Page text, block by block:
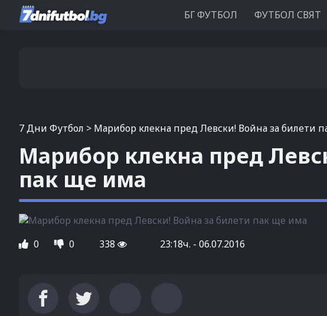
БГ ФУТБОЛ ФУТБОЛ СВЯТ
7 Дни Футбол > Марибор клекна пред Левски! Война за билети
Марибор клекна пред
пак ще има
0 0 338 23:18ч. - 06.07.2016